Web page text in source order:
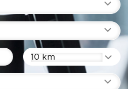
10 km